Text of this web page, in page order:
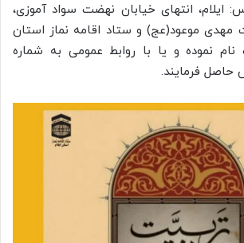
ایلام، انتهای خیابان نهضت سواد آموزی،
مهدی موعود(عج) و ستاد اقامه نماز استان
نام نموده و یا با روابط عمومی به شماره
حاصل فرمایند.